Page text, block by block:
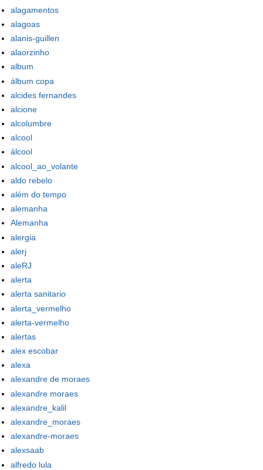
alagamentos
alagoas
alanis-guillen
alaorzinho
album
álbum copa
alcides fernandes
alcione
alcolumbre
alcool
álcool
alcool_ao_volante
aldo rebelo
além do tempo
alemanha
Alemanha
alergia
alerj
aleRJ
alerta
alerta sanitario
alerta_vermelho
alerta-vermelho
alertas
alex escobar
alexa
alexandre de moraes
alexandre moraes
alexandre_kalil
alexandre_moraes
alexandre-moraes
alexsaab
alfredo lula